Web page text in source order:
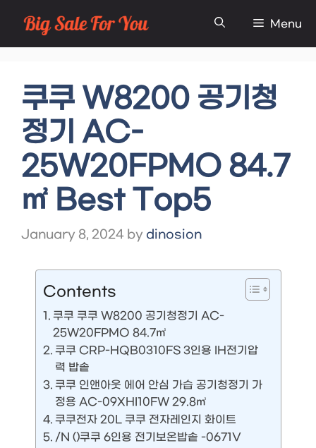
Skip
to
Menu
쿠쿠 W8200 공기청
정기 AC-
25W20FPMO 84.7
㎡ Best Top5
January 8, 2024 by dinosion
Contents
쿠쿠 쿠쿠 W8200 공기청정기 AC-
25W20FPMO 84.7㎡
쿠쿠 CRP-HQB0310FS 3인용 IH전기압
력 밥솥
쿠쿠 인앤아웃 에어 안심 가습 공기청정기 가
정용 AC-09XHI10FW 29.8㎡
쿠쿠전자 20L 쿠쿠 전자레인지 화이트
/N ()쿠쿠 6인용 전기보온밥솥 -0671V